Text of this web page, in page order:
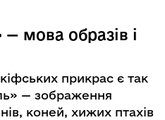
мова образів і
прикрас є так
— зображення
коней, хижих птахів